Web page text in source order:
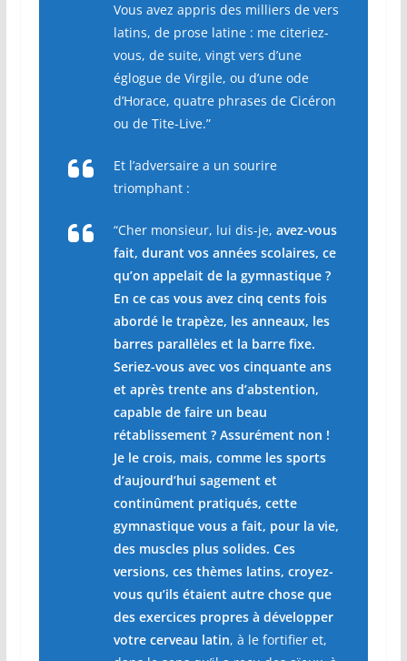
Vous avez appris des milliers de vers
latins, de prose latine : me citeriez-
vous, de suite, vingt vers d’une
églogue de Virgile, ou d’une ode
d’Horace, quatre phrases de Cicéron
ou de Tite-Live.”
Et l’adversaire a un sourire
triomphant :
“Cher monsieur, lui dis-je, avez-vous
fait, durant vos années scolaires, ce
qu’on appelait de la gymnastique?
En ce cas vous avez cinq cents fois
abordé le trapèze, les anneaux, les
barresparallèles et la barre fixe.
Seriez-vous avec vos cinquante ans
et après trente ans d’abstention,
capable de faire un beau
rétablissement ? Assurément non !
Je le crois, mais, comme les sports
d’aujourd’hui sagement et
continûment pratiqués, cette
gymnastique vous a fait, pour la vie,
des muscles plus solides. Ces
versions, ces thèmes latins, croyez-
vous qu’ils étaient autre chose que
des exercices propres à développer
votre cerveau latin, à le fortifier et,